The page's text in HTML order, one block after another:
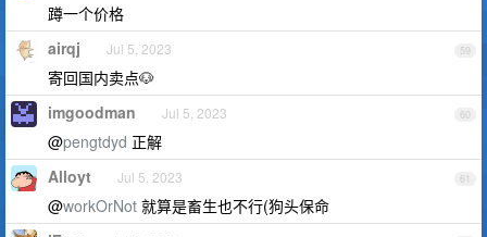
蹲一个价格
59
airqj Jul 5, 2023
寄回国内卖点🐶
60
imgoodman Jul 5, 2023
@pengtdyd 正解
61
Alloyt Jul 5, 2023
@workOrNot 就算是畜生也不行(狗头保命